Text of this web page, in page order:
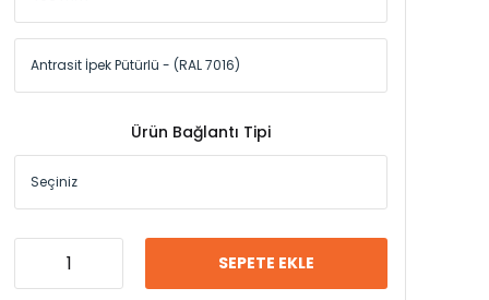
Ürün Bağlantı Tipi
SEPETE EKLE